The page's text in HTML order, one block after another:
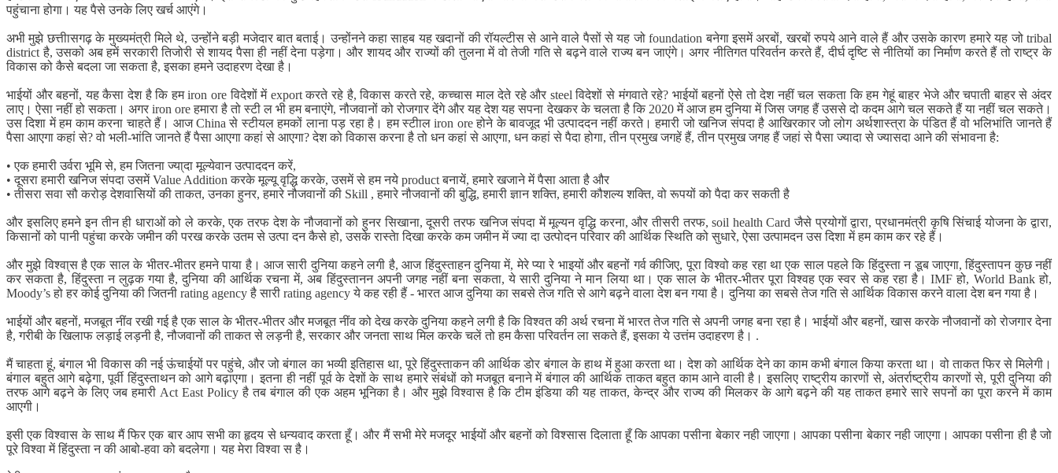
पहुंचाना होगा। यह पैसे उनके लिए खर्च आएंगे।
अभी मुझे छत्तीासगढ़ के मुख्यमंत्री मिले थे, उन्होंंने बड़ी मजेदार बात बताई। उन्होंनने कहा साहब यह खदानों की रॉयल्टीस से आने वाले पैसों से यह जो foundation बनेगा इसमें अरबों, खरबों रुपये आने वाले हैं और उसके कारण हमारे यह जो tribal
district है, उसको अब हमें सरकारी तिजोरी से शायद पैसा ही नहीं देना पड़ेगा। और शायद और राज्यों की तुलना में वो तेजी गति से बढ़ने वाले राज्य बन जाएंगे। अगर नीतिगत परिवर्तन करते हैं, दीर्घ दृष्टि से नीतियों का निर्माण करते हैं तो राष्ट्र के
विकास को कैसे बदला जा सकता है, इसका हमने उदाहरण देखा है।
भाईयों और बहनों, यह कैसा देश है कि हम iron ore विदेशों में export करते रहे है, विकास करते रहे, कच्चास माल देते रहे और steel विदेशों से मंगवाते रहे? भाईयों बहनों ऐसे तो देश नहीं चल सकता कि हम गेहूं बाहर भेजे और चपाती बाहर से अंदर
लाए। ऐसा नहीं हो सकता। अगर iron ore हमारा है तो स्टी ल भी हम बनाएंगे, नौजवानों को रोजगार देंगे और यह देश यह सपना देखकर के चलता है कि 2020 में आज हम दुनिया में जिस जगह हैं उससे दो कदम आगे चल सकते हैं या नहीं चल सकते।
उस दिशा में हम काम करना चाहते हैं। आज China से स्टीयल हमकों लाना पड़ रहा है। हम स्टीाल iron ore होने के बावजूद भी उत्पाददन नहीं करते। हमारी जो खनिज संपदा है आखिरकार जो लोग अर्थशास्त्रा के पंडित हैं वो भलिभांति जानते हैं
पैसा आएगा कहां से? वो भली-भांति जानते हैं पैसा आएगा कहां से आएगा? देश को विकास करना है तो धन कहां से आएगा, धन कहां से पैदा होगा, तीन प्रमुख जगहें हैं, तीन प्रमुख जगह हैं जहां से पैसा ज्‍यादा से ज्यासदा आने की संभावना है:
• एक हमारी उर्वरा भूमि से, हम जितना ज्या्दा मूल्येवान उत्पाददन करें,
• दूसरा हमारी खनिज संपदा उसमें Value Addition करके मूल्यू वृद्धि करके, उसमें से हम नये product बनायें, हमारे खजाने में पैसा आता है और
• तीसरा सवा सौ करोड़ देशवासियों की ताकत, उनका हुनर, हमारे नौजवानों की Skill , हमारे नौजवानों की बुद्धि, हमारी ज्ञान शक्ति, हमारी कौशल्य शक्ति, वो रूपयों को पैदा कर सकती है
और इसलिए हमने इन तीन ही धाराओं को ले करके, एक तरफ देश के नौजवानों को हुनर सिखाना, दूसरी तरफ खनिज संपदा में मूल्यन वृद्धि करना, और तीसरी तरफ, soil health Card जैसे प्रयोगों द्वारा, प्रधानमंत्री कृषि सिंचाई योजना के द्वारा,
किसानों को पानी पहुंचा करके जमीन की परख करके उतम से उत्पा दन कैसे हो, उसके रास्तेा दिखा करके कम जमीन में ज्या दा उत्पाेदन परिवार की आर्थिक स्थिति को सुधारे, ऐसा उत्पामदन उस दिशा में हम काम कर रहे हैं।
और मुझे विश्वा्स है एक साल के भीतर-भीतर हमने पाया है। आज सारी दुनिया कहने लगी है, आज हिंदुस्ताहन दुनिया में, मेरे प्या रे भाइयों और बहनों गर्व कीजिए, पूरा विश्वो कह रहा था एक साल पहले कि हिंदुस्ता न डूब जाएगा, हिंदुस्तापन कुछ नहीं
कर सकता है, हिंदुस्ता न लुढ़क गया है, दुनिया की आर्थिक रचना में, अब हिंदुस्तानन अपनी जगह नहीं बना सकता, ये सारी दुनिया ने मान लिया था। एक साल के भीतर-भीतर पूरा विश्वह एक स्वर से कह रहा है। IMF हो, World Bank हो,
Moody’s हो हर कोई दुनिया की जितनी rating agency है सारी rating agency ये कह रही हैं - भारत आज दुनिया का सबसे तेज गति से आगे बढ़ने वाला देश बन गया है। दुनिया का सबसे तेज गति से आर्थिक विकास करने वाला देश बन गया है।
भाईयों और बहनों, मजबूत नींव रखी गई है एक साल के भीतर-भीतर और मजबूत नींव को देख करके दुनिया कहने लगी है कि विश्वत की अर्थ रचना में भारत तेज गति से अपनी जगह बना रहा है। भाईयों और बहनों, खास करके नौजवानों को रोजगार देना
है, गरीबी के खिलाफ लड़ाई लड़नी है, नौजवानों की ताकत से लड़नी है, सरकार और जनता साथ मिल करके चलें तो हम कैसा परिवर्तन ला सकते हैं, इसका ये उत्तंम उदाहरण है। .
मैं चाहता हूं, बंगाल भी विकास की नई ऊंचाईयों पर पहुंचे, और जो बंगाल का भव्यी इतिहास था, पूरे हिंदुस्ताकन की आर्थिक डोर बंगाल के हाथ में हुआ करता था। देश को आर्थिक देने का काम कभी बंगाल किया करता था। वो ताकत फिर से मिलेगी।
बंगाल बहुत आगे बढ़ेगा, पूर्वी हिंदुस्ताथन को आगे बढ़ाएगा। इतना ही नहीं पूर्व के देशों के साथ हमारे संबंधों को मजबूत बनाने में बंगाल की आर्थिक ताकत बहुत काम आने वाली है। इसलिए राष्ट्रीय कारणों से, अंतर्राष्ट्रीय कारणों से, पूरी दुनिया की
तरफ आगे बढ़ने के लिए जब हमारी Act East Policy है तब बंगाल की एक अहम भूनिका है। और मुझे विश्वास है कि टीम इंडिया की यह ताकत, केन्द्र और राज्य की मिलकर के आगे बढ़ने की यह ताकत हमारे सारे सपनों का पूरा करने में काम
आएगी।
इसी एक विश्वास के साथ मैं फिर एक बार आप सभी का हृदय से धन्यवाद करता हूँ। और मैं सभी मेरे मजदूर भाईयों और बहनों को विश्सास दिलाता हूँ कि आपका पसीना बेकार नही जाएगा। आपका पसीना बेकार नही जाएगा। आपका पसीना ही है जो
पूरे विश्वा में हिंदुस्ता न की आबो-हवा को बदलेगा। यह मेरा विश्वा स है।